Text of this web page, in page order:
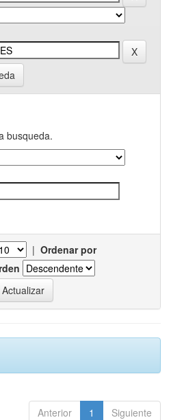
busqueda.
| Ordenar por
Anterior 1 Siguiente